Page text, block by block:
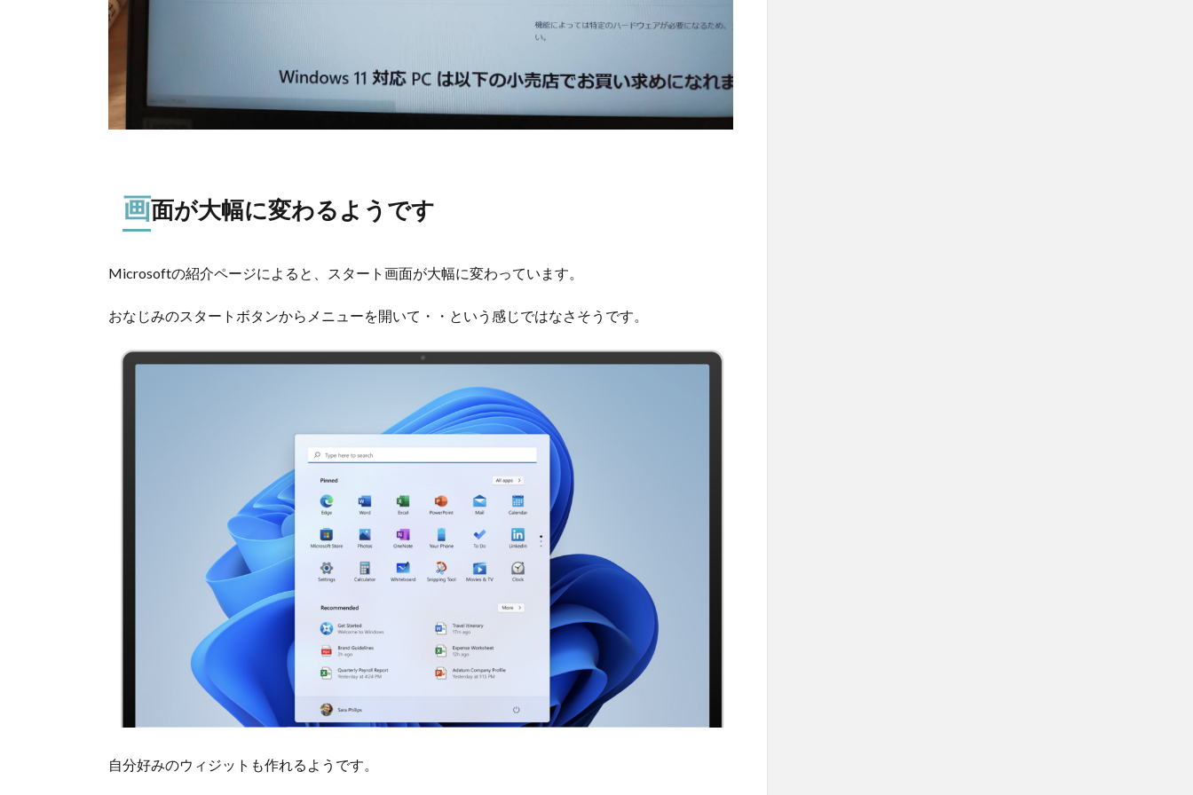
画面が大幅に変わるようです
Microsoftの紹介ページによると、スタート画面が大幅に変わっています。
おなじみのスタートボタンからメニューを開いて・・という感じではなさそうです。
自分好みのウィジットも作れるようです。